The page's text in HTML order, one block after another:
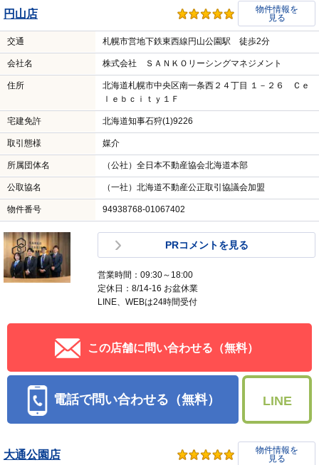
円山店
物件情報を
見る
交通 札幌市営地下鉄東西線円山公園駅 徒歩2分
会社名 株式会社 ＳＡＮＫＯリーシングマネジメント
住所
北海道札幌市中央区南一条西２４丁目 １－２６ Ｃｅ
ｌｅｂｃｉｔｙ１Ｆ
宅建免許 北海道知事石狩(1)9226
取引態様 媒介
所属団体名 （公社）全日本不動産協会北海道本部
公取協名 （一社）北海道不動産公正取引協議会加盟
物件番号 94938768-01067402
PRコメントを見る
営業時間：09:30～18:00
定休日：8/14-16 お盆休業
LINE、WEBは24時間受付
この店舗に問い合わせる（無料）
電話で問い合わせる（無料） LINE
大通公園店
物件情報を
見る